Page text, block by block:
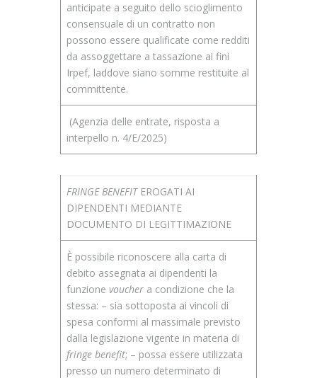
anticipate a seguito dello scioglimento
consensuale di un contratto non
possono essere qualificate come redditi
da assoggettare a tassazione ai fini
Irpef, laddove siano somme restituite al
committente.
(Agenzia delle entrate, risposta a
interpello n. 4/E/2025)
FRINGE BENEFITEROGATI AI
DIPENDENTI MEDIANTE
DOCUMENTO DI LEGITTIMAZIONE
È possibile riconoscere alla carta di
debito assegnata ai dipendenti la
funzione voucher a condizione che la
stessa: – sia sottoposta ai vincoli di
spesa conformi al massimale previsto
dalla legislazione vigente in materia di
fringe benefit; – possa essere utilizzata
presso un numero determinato di